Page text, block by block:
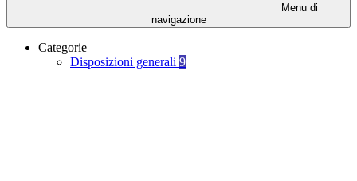
Menu di
navigazione
Categorie
Disposizioni generali 9